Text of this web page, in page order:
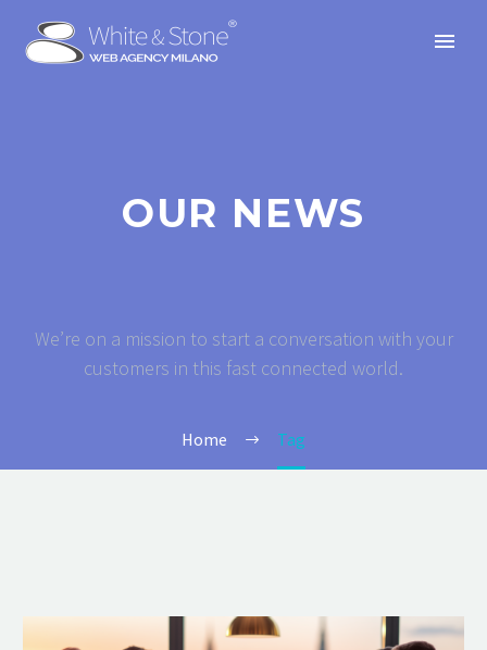
OUR NEWS
We’re on a mission to start a conversation with your
customers in this fast connected world.
Home Tag